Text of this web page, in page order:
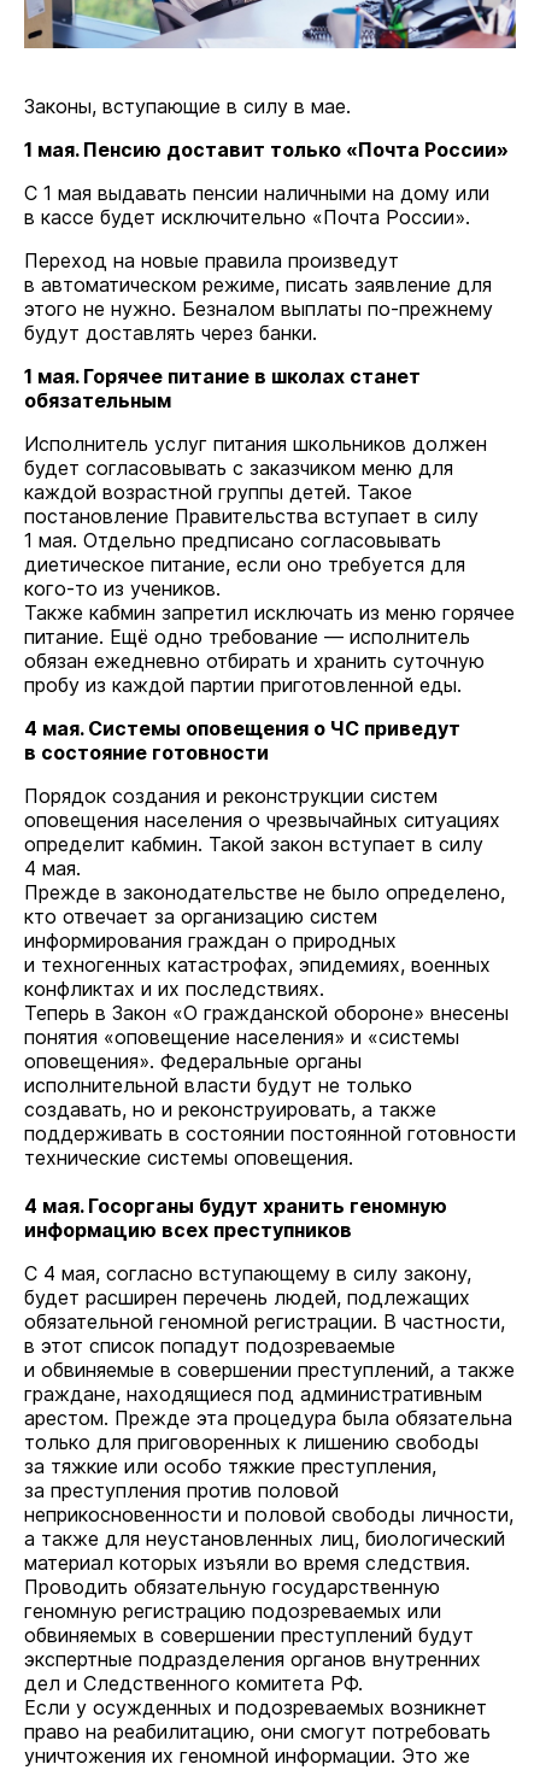
Законы, вступающие в силу в мае.
1 мая. Пенсию доставит только «Почта России»
С 1 мая выдавать пенсии наличными на дому или
в кассе будет исключительно «Почта России».
Переход на новые правила произведут
в автоматическом режиме, писать заявление для
этого не нужно. Безналом выплаты по-прежнему
будут доставлять через банки.
1 мая. Горячее питание в школах станет
обязательным
Исполнитель услуг питания школьников должен
будет согласовывать с заказчиком меню для
каждой возрастной группы детей. Такое
постановление Правительства вступает в силу
1 мая. Отдельно предписано согласовывать
диетическое питание, если оно требуется для
кого-то из учеников.
Также кабмин запретил исключать из меню горячее
питание. Ещё одно требование — исполнитель
обязан ежедневно отбирать и хранить суточную
пробу из каждой партии приготовленной еды.
4 мая. Системы оповещения о ЧС приведут
в состояние готовности
Порядок создания и реконструкции систем
оповещения населения о чрезвычайных ситуациях
определит кабмин. Такой закон вступает в силу
4 мая.
Прежде в законодательстве не было определено,
кто отвечает за организацию систем
информирования граждан о природных
и техногенных катастрофах, эпидемиях, военных
конфликтах и их последствиях.
Теперь в Закон «О гражданской обороне» внесены
понятия «оповещение населения» и «системы
оповещения». Федеральные органы
исполнительной власти будут не только
создавать, но и реконструировать, а также
поддерживать в состоянии постоянной готовности
технические системы оповещения.
4 мая. Госорганы будут хранить геномную
информацию всех преступников
С 4 мая, согласно вступающему в силу закону,
будет расширен перечень людей, подлежащих
обязательной геномной регистрации. В частности,
в этот список попадут подозреваемые
и обвиняемые в совершении преступлений, а также
граждане, находящиеся под административным
арестом. Прежде эта процедура была обязательна
только для приговоренных к лишению свободы
за тяжкие или особо тяжкие преступления,
за преступления против половой
неприкосновенности и половой свободы личности,
а также для неустановленных лиц, биологический
материал которых изъяли во время следствия.
Проводить обязательную государственную
геномную регистрацию подозреваемых или
обвиняемых в совершении преступлений будут
экспертные подразделения органов внутренних
дел и Следственного комитета РФ.
Если у осужденных и подозреваемых возникнет
право на реабилитацию, они смогут потребовать
уничтожения их геномной информации. Это же